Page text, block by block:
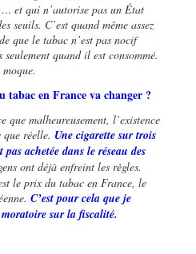
… et qui n’autorise pas un État
seuils. C’est quand même assez
que le tabac n’est pas nocif
quand il est consommé.
tabac en France va changer ?
que malheureusement, l’existence
réelle. Une cigarette sur trois
pas achetée dans le réseau des
ont déjà enfreint les règles.
le prix du tabac en France, le
C’est pour cela que je
sur la fiscalité.